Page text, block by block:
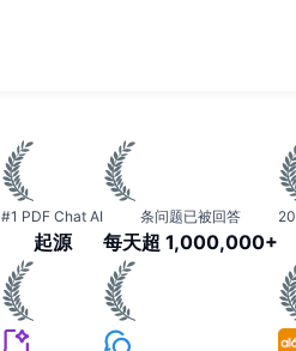
#1 PDF Chat AI
起源
条问题已被回答
每天超 1,000,000+